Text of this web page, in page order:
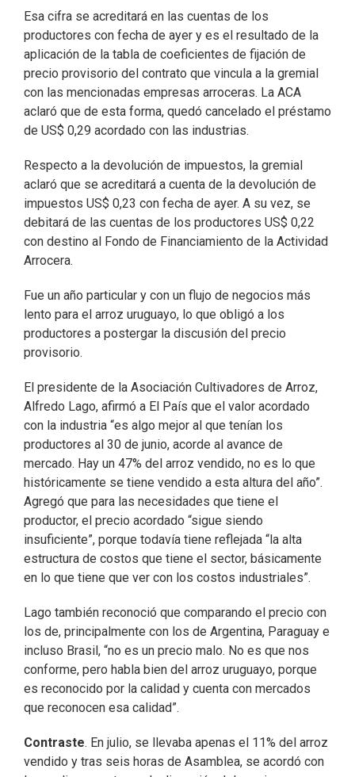
Esa cifra se acreditará en las cuentas de los
productores con fecha de ayer y es el resultado de la
aplicación de la tabla de coeficientes de fijación de
precio provisorio del contrato que vincula a la gremial
con las mencionadas empresas arroceras. La ACA
aclaró que de esta forma, quedó cancelado el préstamo
de US$ 0,29 acordado con las industrias.
Respecto a la devolución de impuestos, la gremial
aclaró que se acreditará a cuenta de la devolución de
impuestos US$ 0,23 con fecha de ayer. A su vez, se
debitará de las cuentas de los productores US$ 0,22
con destino al Fondo de Financiamiento de la Actividad
Arrocera.
Fue un año particular y con un flujo de negocios más
lento para el arroz uruguayo, lo que obligó a los
productores a postergar la discusión del precio
provisorio.
El presidente de la Asociación Cultivadores de Arroz,
Alfredo Lago, afirmó a El País que el valor acordado
con la industria “es algo mejor al que tenían los
productores al 30 de junio, acorde al avance de
mercado. Hay un 47% del arroz vendido, no es lo que
históricamente se tiene vendido a esta altura del año”.
Agregó que para las necesidades que tiene el
productor, el precio acordado “sigue siendo
insuficiente”, porque todavía tiene reflejada “la alta
estructura de costos que tiene el sector, básicamente
en lo que tiene que ver con los costos industriales”.
Lago también reconoció que comparando el precio con
los de, principalmente con los de Argentina, Paraguay e
incluso Brasil, “no es un precio malo. No es que nos
conforme, pero habla bien del arroz uruguayo, porque
es reconocido por la calidad y cuenta con mercados
que reconocen esa calidad”.
Contraste. En julio, se llevaba apenas el 11% del arroz
vendido y tras seis horas de Asamblea, se acordó con